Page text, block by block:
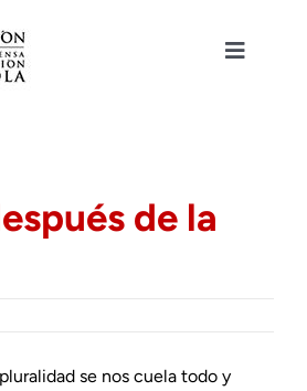
Toggle
de la
se nos cuela todo y